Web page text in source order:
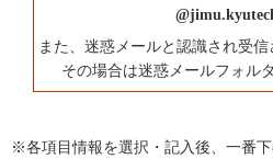
また、迷惑メールと認識され受
その場合は迷惑メールフォル
※各項目情報を選択・記入後、一番